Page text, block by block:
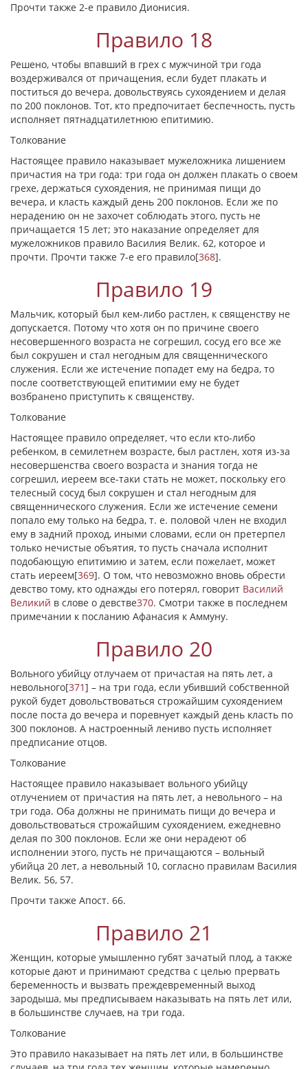
Прочти также 2-е правило Дионисия.
Правило 18
Решено, чтобы впавший в грех с мужчиной три года
воздерживался от причащения, если будет плакать и
поститься до вечера, довольствуясь сухоядением и делая
по 200 поклонов. Тот, кто предпочитает беспечность, пусть
исполняет пятнадцатилетнюю епитимию.
Толкование
Настоящее правило наказывает мужеложника лишением
причастия на три года: три года он должен плакать о своем
грехе, держаться сухоядения, не принимая пищи до
вечера, и класть каждый день 200 поклонов. Если же по
нерадению он не захочет соблюдать этого, пусть не
причащается 15 лет; это наказание определяет для
мужеложников правило Василия Велик. 62, которое и
прочти. Прочти также 7-е его правило[368].
Правило 19
Мальчик, который был кем-либо растлен, к священству не
допускается. Потому что хотя он по причине своего
несовершенного возраста не согрешил, сосуд его все же
был сокрушен и стал негодным для священнического
служения. Если же истечение попадет ему на бедра, то
после соответствующей епитимии ему не будет
возбранено приступить к священству.
Толкование
Настоящее правило определяет, что если кто-либо
ребенком, в семилетнем возрасте, был растлен, хотя из-за
несовершенства своего возраста и знания тогда не
согрешил, иереем все-таки стать не может, поскольку его
телесный сосуд был сокрушен и стал негодным для
священнического служения. Если же истечение семени
попало ему только на бедра, т. е. половой член не входил
ему в задний проход, иными словами, если он претерпел
только нечистые объятия, то пусть сначала исполнит
подобающую епитимию и затем, если пожелает, может
стать иереем[369]. О том, что невозможно вновь обрести
девство тому, кто однажды его потерял, говорит Василий
Великий в слове о девстве370. Смотри также в последнем
примечании к посланию Афанасия к Аммуну.
Правило 20
Вольного убийцу отлучаем от причастая на пять лет, а
невольного[371] – на три года, если убивший собственной
рукой будет довольствоваться строжайшим сухоядением
после поста до вечера и поревнует каждый день класть по
300 поклонов. А настроенный лениво пусть исполняет
предписание отцов.
Толкование
Настоящее правило наказывает вольного убийцу
отлучением от причастия на пять лет, а невольного – на
три года. Оба должны не принимать пищи до вечера и
довольствоваться строжайшим сухоядением, ежедневно
делая по 300 поклонов. Если же они нерадеют об
исполнении этого, пусть не причащаются – вольный
убийца 20 лет, а невольный 10, согласно правилам Василия
Велик. 56, 57.
Прочти также Апост. 66.
Правило 21
Женщин, которые умышленно губят зачатый плод, а также
которые дают и принимают средства с целью прервать
беременность и вызвать преждевременный выход
зародыша, мы предписываем наказывать на пять лет или,
в большинстве случаев, на три года.
Толкование
Это правило наказывает на пять лет или, в большинстве